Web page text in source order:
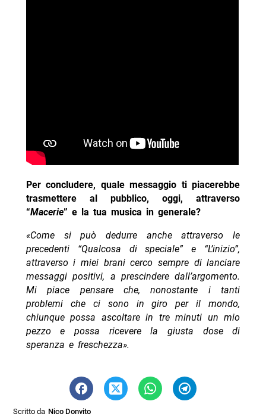
Per concludere, quale messaggio ti piacerebbe
trasmettere al pubblico, oggi, attraverso
“Macerie” e la tua musica in generale?
«Come si può dedurre anche attraverso le
precedenti “Qualcosa di speciale” e “L’inizio”,
attraverso i miei brani cerco sempre di lanciare
messaggi positivi, a prescindere dall’argomento.
Mi piace pensare che, nonostante i tanti
problemi che ci sono in giro per il mondo,
chiunque possa ascoltare in tre minuti un mio
pezzo e possa ricevere la giusta dose di
speranza e freschezza».
Scritto da Nico Donvito